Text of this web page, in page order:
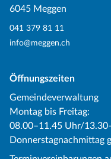
6045 Meggen
041 379 81 11
info@meggen.ch
Öffnungszeiten
Gemeindeverwaltung
Montag bis Freitag:
08.00–11.45 Uhr/
Donnerstagnachmittag